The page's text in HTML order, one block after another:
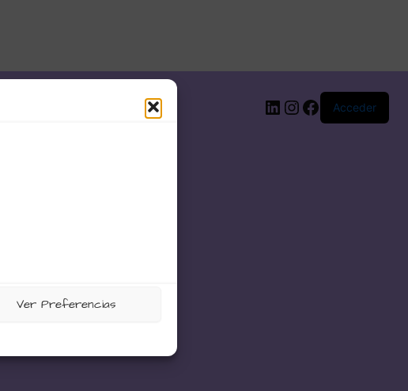
Ver Preferencias
LinkedIn
Instagram
Facebook
Acceder